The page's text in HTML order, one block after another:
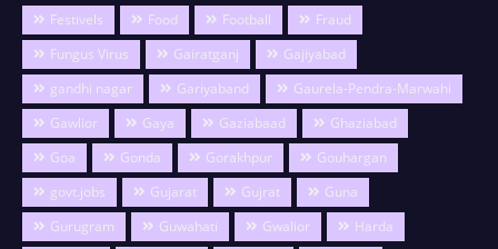
Festivels
Food Football
Fraud
Fungus Virus
Gairatganj
Gajiyabad
gandhi nagar
Gariyaband
Gaurela-Pendra-Marwahi
Gawlior
Gaya Gaziabaad
Ghaziabad
Goa
Gonda Gorakhpur
Gouhargan
govt.jobs
Gujarat Gujrat
Guna
Gurugram
Guwahati Gwalior
Harda